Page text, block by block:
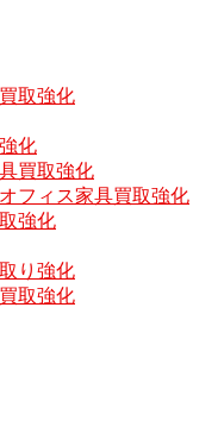
取強化
化
買取強化
フィス家具買取強化
強化
り強化
取強化